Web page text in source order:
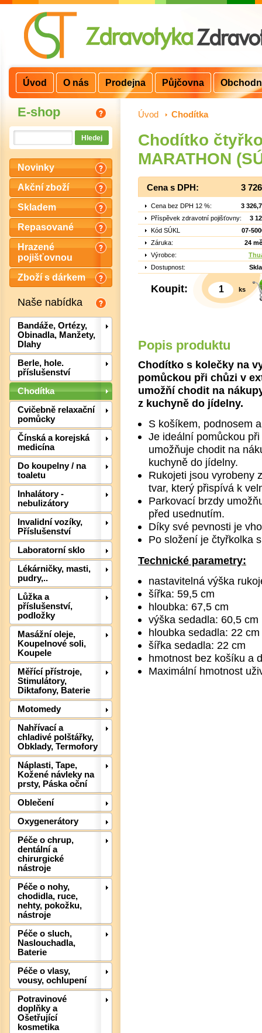
E-shop
Novinky
Akční zboží
Skladem
Repasované
Hrazené
pojišťovnou
Zboží s dárkem
Naše nabídka
Bandáže, Ortézy,
Obinadla, Manžety,
Dlahy
Berle, hole.
příslušenství
Chodítka
Cvičebně relaxační
pomůcky
Čínská a korejská
medicína
Do koupelny / na
toaletu
Inhalátory -
nebulizátory
Invalidní vozíky,
Příslušenství
Laboratorní sklo
Lékárničky, masti,
pudry,..
Lůžka a
příslušenství,
podložky
Masážní oleje,
Koupelnové soli,
Koupele
Měřící přístroje,
Stimulátory,
Diktafony, Baterie
Motomedy
Nahřívací a
chladivé polštářky,
Obklady, Termofory
Náplasti, Tape,
Kožené návleky na
prsty, Páska oční
Oblečení
Oxygenerátory
Péče o chrup,
dentální a
chirurgické
nástroje
Péče o nohy,
chodidla, ruce,
nehty, pokožku,
nástroje
Péče o sluch,
Naslouchadla,
Baterie
Péče o vlasy,
vousy, ochlupení
Potravinové
doplňky a
Ošetřující
kosmetika
Úvod > Chodítka
Chodítko
MARATHON
Cena s DPH: 3
Cena bez DPH 12 %:
3
Příspěvek zdravotní pojišťovny:
3
Kód SÚKL
07-
Záruka:
24
Výrobce:
Dostupnost:
Koupit: ks
Popis produktu
Chodítko s kolečky na
pomůckou při chůzi v
umožňí chodit na
z kuchyně do jídelny.
S košíkem, podnosem
Je ideální pomůckou
umožňuje chodit na
kuchyně do jídelny.
Rukojeti jsou vyrobeny
tvar, který přispívá k
Parkovací brzdy
před usednutím.
Díky své pevnosti je
Po složení je čtyřkolka
Technické parametry:
nastavitelná výška
šířka: 59,5 cm
hloubka: 67,5 cm
výška sedadla: 60,5 cm
hloubka sedadla: 22 cm
šířka sedadla: 22 cm
hmotnost bez košíku a
Maximální hmotnost
Úvod O nás Prodejna Půjčovna